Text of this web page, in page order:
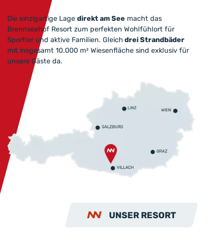
Die einzigartige Lage direkt am See macht das
Brennseehof Resort zum perfekten Wohlfühlort für
Sportler und aktive Familien. Gleich drei Strandbäder
mit insgesamt 10.000 m² Wiesenfläche sind exklusiv für
unsere Gäste da.
UNSER RESORT